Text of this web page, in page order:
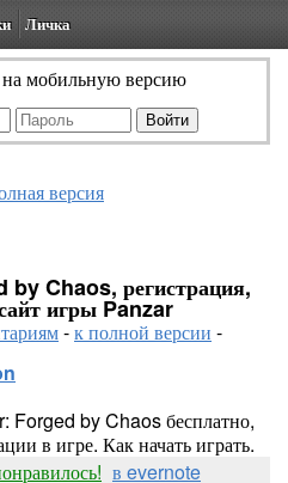
Личка
мобильную версию
версия
Chaos, регистрация,
игры Panzar
-к полной версии -
Forged by Chaos бесплатно,
в игре. Как начать играть.
в evernote